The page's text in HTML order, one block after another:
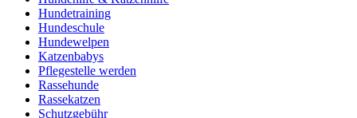
Hundetraining
Hundeschule
Hundewelpen
Katzenbabys
Pflegestelle werden
Rassehunde
Rassekatzen
Schutzgebühr